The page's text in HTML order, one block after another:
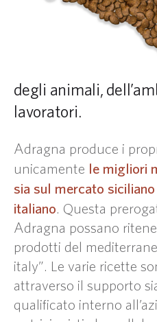
degli animali,
lavoratori.
Adragna produce i
unicamente le migliori
sia sul mercato
italiano. Questa
Adragna possano
prodotti del
italy”. Le varie ricette
attraverso il supporto
qualificato interno